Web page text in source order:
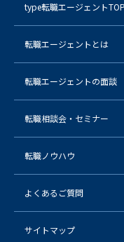
type転職エージェントTOP
転職エージェントとは
転職エージェントの面談
転職相談会・セミナー
転職ノウハウ
よくあるご質問
サイトマップ